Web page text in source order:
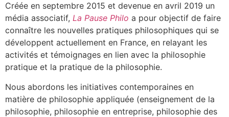
Créée en septembre 2015 et devenue en avril 2019 un
média associatif, La Pause Philo a pour objectif de faire
connaître les nouvelles pratiques philosophiques qui se
développent actuellement en France, en relayant les
activités et témoignages en lien avec la philosophie
pratique et la pratique de la philosophie.
Nous abordons les initiatives contemporaines en
matière de philosophie appliquée (enseignement de la
philosophie, philosophie en entreprise, philosophie des